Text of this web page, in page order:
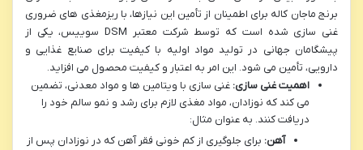
برنج ماجان کاله برای اطمینان از تأمین این نیازها، با ریزمغذی های ضروری
غنی سازی شده است که توسط شرکت معتبر DSM سوییس، یکی از
پیشگامان جهانی در تولید مواد اولیه با کیفیت برای صنایع غذایی و
دارویی، تأمین می شود. این امر به اعتبار و کیفیت محصول می افزاید.
اهمیت غنی سازی: غنی سازی با ویتامین ها و مواد معدنی، تضمین
می کند که نوزادان، مواد مغذی لازم برای رشد و نمو سالم خود را
دریافت کنند. به عنوان مثال:
آهن: برای جلوگیری از کم خونی فقر آهن که در نوزادان پس از